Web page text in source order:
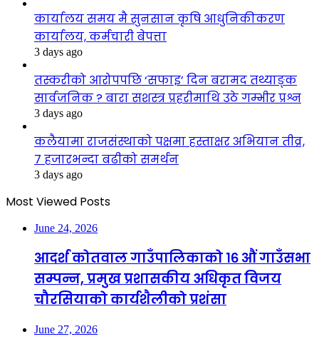
कार्यालय समय मै सुनसान कृषि आधुनिकीकरण
कार्यालय, कर्मचारी बेपत्ता
3 days ago
तस्करीको आरोपपछि ‘सफाइ’ दिन बरामद तथ्याङ्क
सार्वजनिक ? बारा सशस्त्र प्रहरीमाथि उठे गम्भीर प्रश्न
3 days ago
कलैयामा राजसंस्थाको पक्षमा हस्ताक्षर अभियान तीव्र,
७ हजारभन्दा बढीको समर्थन
3 days ago
Most Viewed Posts
June 24, 2026
आदर्श कोतवाल गाउँपालिकाको १६ औं गाउँसभा
सम्पन्न, प्रमुख प्रशासकीय अधिकृत विजय
चौरसियाको कार्यशैलीको प्रशंसा
June 27, 2026